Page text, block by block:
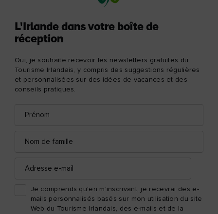
L'Irlande dans votre boîte de
réception
Oui, je souhaite recevoir les newsletters gratuites du
Tourisme Irlandais, y compris des suggestions régulières
et personnalisées sur des idées de vacances et des
conseils pratiques.
Je comprends qu'en m'inscrivant, je recevrai des e-
mails personnalisés basés sur mon utilisation du site
Web du Tourisme Irlandais, des e-mails et de la